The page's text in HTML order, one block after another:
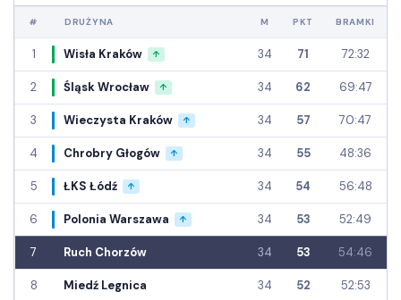
# DRUŻYNA M PKT BRAMKI
1 Wisła Kraków ↑ 34 71 72:32
2 Śląsk Wrocław ↑ 34 62 69:47
3 Wieczysta Kraków ↑ 34 57 70:47
4 Chrobry Głogów ↑ 34 55 48:36
5 ŁKS Łódź ↑ 34 54 56:48
6 Polonia Warszawa ↑ 34 53 52:49
7 Ruch Chorzów 34 53 54:46
8 Miedź Legnica 34 52 52:53